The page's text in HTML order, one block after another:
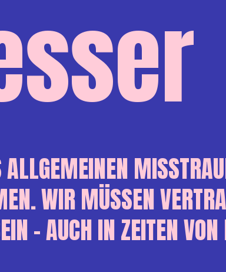
WIR MÜSSEN
– AUCH IN ZEITEN